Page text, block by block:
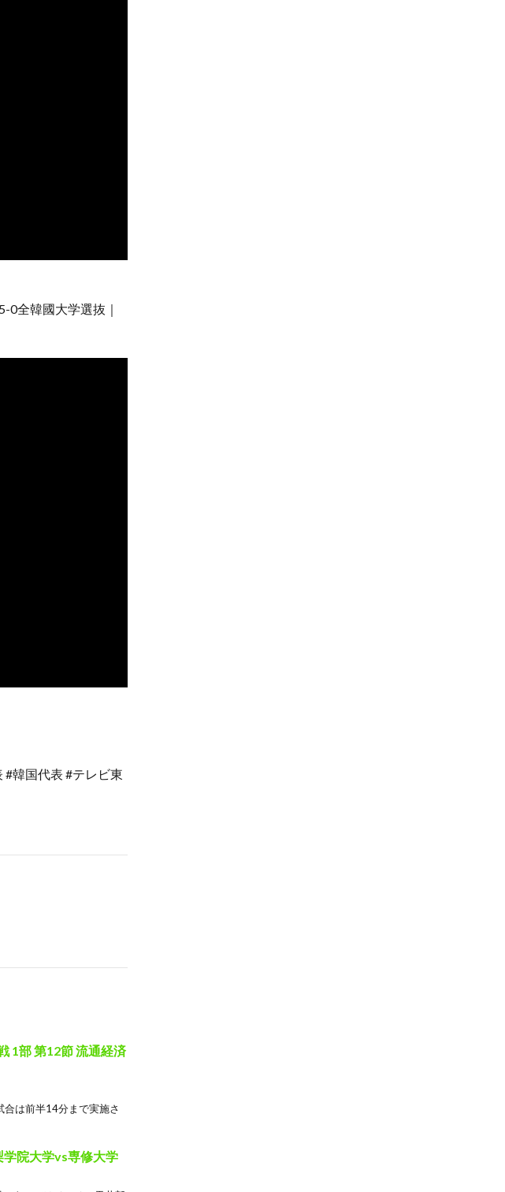
0全韓國大学選抜｜
#韓国代表 #テレビ東
1部 第12節 流通経済
は前半14分まで実施さ
学院大学vs専修大学